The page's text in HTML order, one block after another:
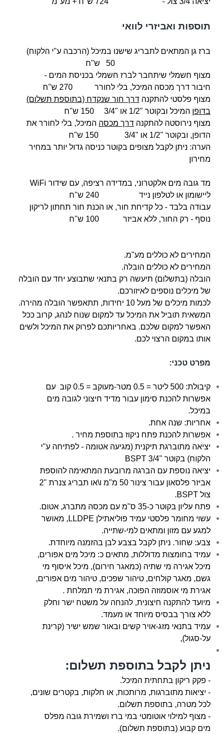
תוספות ואביזרי לוואי
ברז גן המתאים לתבריג שישנו במיכל (הרכבה ע"י הלקוח)
מצוף חשמלי שיתחבר לברז חשמלי בכניסת המים -
חיבור דרך מכסה המיכל, בלי לחורר 270 ש"ח
מצוף פלסטי להתקנה דרך חור שנקדח (בתוספת תשלום)
בדופן המיכל ובקוטר "1/2 או "3/4 150 ש"ח
מצוף נירוסטה להתקנה דרך מכסה המיכל, בלי לחורר את
הדופן, ובקוטר "1/2 או "3/4 150 ש"ח
הערה: ניתן לקבל מצופים בקוטר כניסה גדול יותר במחיר
מחירון
מד גובה מים אלקטרוני, במדידה רציפה, עם שידור WiFi
ליישומון או לטלפון נייד 240 ש"ח
עבודה בלבד - כל קדיחת חור, או הכנת חור תחתון לריקון
נוסף - רק החור, ללא אביזר 100 ש"ח
המחירים לא כוללים מע"מ.
המחירים לא כוללים הובלה.
הובלה (בתשלום) תיעשה רק בתנאי שתבוצע יחד עם הובלה
של מיכלים נוספים לאיזורכם.
לכמות מיכלים של מעל 10 יחידות, תתאפשר הובלה מהירה.
המשאית תוביל את המיכל עד למקום שנוח לנהג, קרוב ככל
האפשר למקום שלכם. באחריותכם לפרוק את המיכל ולשים
אותו במקום הרצוי לכם.
מפרט טכני:
קיבולת: 500 ליטר = 0.5 מטר-מעוקב = 0.5 קוב עם
אפשרות להכנת סימון עבור מדיד חיצוני לגובה מים
במיכל.
אחריות: שנה אחת.
אפשרות להכנת פתח ניקוז בתוספת מחיר .
יציאה מתוברגת תיקנית (מגיעה אטומה - לפתיחה ע"י
הלקוח) בקוטר "3/4 BSPT
יציאה נוספת עם הברגה מרובעת המתאימה להוספת
אביזר פלסאון עבור צינור 50 מ"מ ו\או תבריג צנרת "2
צול BSPT.
פתח עליון בקוטר כ-35 ס"מ עם מכסה מתברג, אטום.
עשוי מחומר פלסטי עמיד פוליאתילן LLDPE, מאושר
למגע עם מזון ומתאים למי-שתייה.
צבע: שחור. ניתן לקבל בצבע לבן בהזמנה מיוחדת.
עמיד בחומצות מדוללות, מתאים כ: מיכל מים אפורים,
מיכל אגירה מי שתיה (כמאגר חירום), מיכל איסוף מי
גשם, מאגר קולחים, טיהור שפכים, טיהור מים אפורים,
אגירת מי אוסמוזה הפוכה, אגירת מי תמלחת .
מיועד להתקנה חיצונית, להנחה על משטח ישר וחלק
ללא צורך בבסיס מיוחד או מעמד.
עמיד בתנאי מזג-אויר קשים ובאור שמש ישיר (קרינת
על-סגול),
ניתן לקבל בתוספת תשלום:
- פקק ריקון בתחתית המיכל.
- יציאות מתוברגות, מרותכות, או חלקות, בקטרים שונים,
לכל מטרה, בתוספת תשלום.
- מצוף למילוי אוטומטי במי ברז ושמירת גובה מפלס
מים קבוע (בתוספת תשלום).